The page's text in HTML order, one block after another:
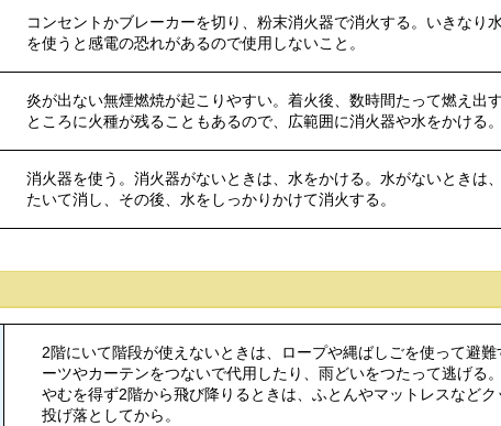
コンセントかブレーカーを切り、粉末消火器で消火する。いきなり
を使うと感電の恐れがあるので使用しないこと。
炎が出ない無煙燃焼が起こりやすい。着火後、数時間たって燃え出
ところに火種が残ることもあるので、広範囲に消火器や水をかける。
消火器を使う。消火器がないときは、水をかける。水がないときは
たいて消し、その後、水をしっかりかけて消火する。
2階にいて階段が使えないときは、ロープや縄ばしごを使って避
ーツやカーテンをつないで代用したり、雨どいをつたって逃げる。
やむを得ず2階から飛び降りるときは、ふとんやマットレスなど
投げ落としてから。